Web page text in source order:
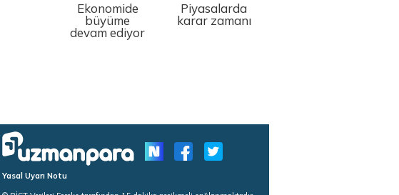
Ekonomide
büyüme
devam ediyor
Piyasalarda
karar zamanı
Yasal Uyarı Notu